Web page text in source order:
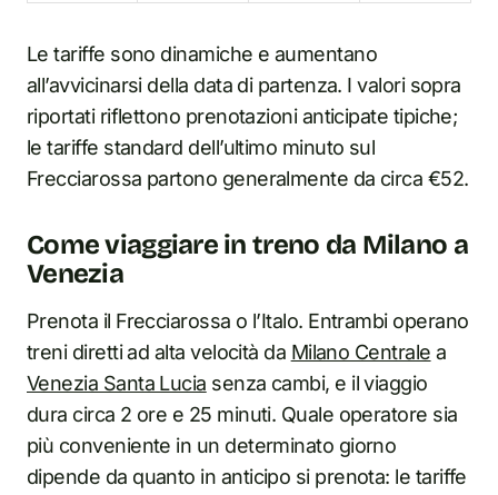
Le tariffe sono dinamiche e aumentano
all’avvicinarsi della data di partenza. I valori sopra
riportati riflettono prenotazioni anticipate tipiche;
le tariffe standard dell’ultimo minuto sul
Frecciarossa partono generalmente da circa €52.
Come viaggiare in treno da Milano a
Venezia
Prenota il Frecciarossa o l’Italo. Entrambi operano
treni diretti ad alta velocità da Milano Centrale a
Venezia Santa Lucia senza cambi, e il viaggio
dura circa 2 ore e 25 minuti. Quale operatore sia
più conveniente in un determinato giorno
dipende da quanto in anticipo si prenota: le tariffe